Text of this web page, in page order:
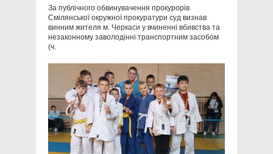
За публічного обвинувачення прокурорів
Смілянської окружної прокуратури суд визнав
винним жителя м. Черкаси у вчиненні вбивства та
незаконному заволодінні транспортним засобом
(ч.